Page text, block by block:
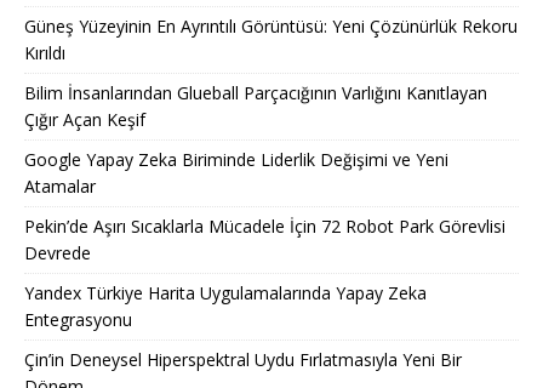
Güneş Yüzeyinin En Ayrıntılı Görüntüsü: Yeni Çözünürlük Rekoru
Kırıldı
Bilim İnsanlarından Glueball Parçacığının Varlığını Kanıtlayan
Çığır Açan Keşif
Google Yapay Zeka Biriminde Liderlik Değişimi ve Yeni
Atamalar
Pekin’de Aşırı Sıcaklarla Mücadele İçin 72 Robot Park Görevlisi
Devrede
Yandex Türkiye Harita Uygulamalarında Yapay Zeka
Entegrasyonu
Çin’in Deneysel Hiperspektral Uydu Fırlatmasıyla Yeni Bir